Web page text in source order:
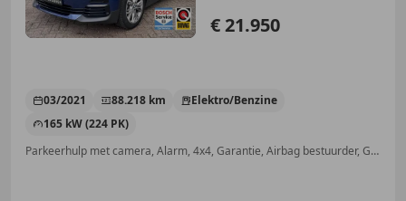
€ 21.950
03/2021 88.218 km
Elektro/Benzine
165 kW (224 PK)
Parkeerhulp met camera, Alarm, 4x4, Garantie, Airbag bestuurder, Getinte ramen, Startonderbreker, ABS